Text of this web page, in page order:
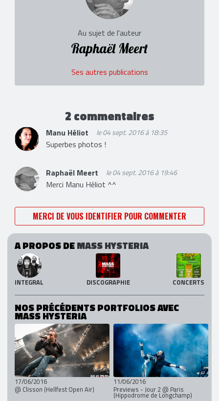
Au sujet de l'auteur
Raphaël Meert
Ses autres publications
2 commentaires
Manu Héliot le 04 sept. 2016 à 18:35
Superbes photos !
Raphaël Meert le 04 sept. 2016 à 19:46
Merci Manu Héliot ^^
MERCI DE VOUS IDENTIFIER POUR COMMENTER
A PROPOS DEMASS HYSTERIA
INTEGRAL DISCOGRAPHIE CONCERTS
NOS PRÉCÉDENTS PORTFOLIOS AVEC
MASS HYSTERIA
17/06/2016
@ Clisson (Hellfest Open Air)
11/06/2016
Previews - Jour 2 @ Paris
(Hippodrome de Longchamp)